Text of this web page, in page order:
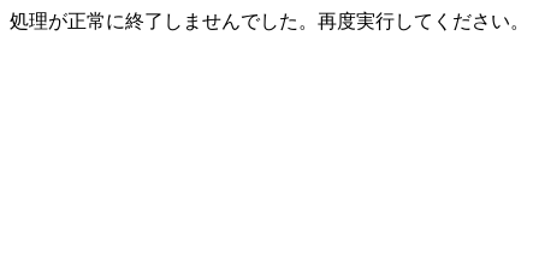
処理が正常に終了しませんでした。再度実行してください。